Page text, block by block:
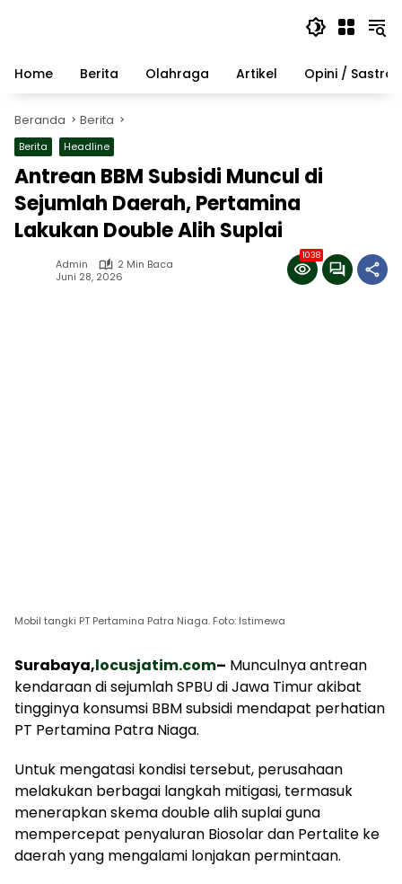
Home
Berita Olahraga Artikel Opini / Sastra
Beranda Berita
Berita Headline
Antrean BBM Subsidi Muncul di
Sejumlah Daerah, Pertamina
Lakukan Double Alih Suplai
Admin
2 Min Baca
Juni 28, 2026
1038
Mobil tangki PT Pertamina Patra Niaga. Foto: Istimewa
Surabaya,locusjatim.com– Munculnya antrean
kendaraan di sejumlah SPBU di Jawa Timur akibat
tingginya konsumsi BBM subsidi mendapat perhatian
PT Pertamina Patra Niaga.
Untuk mengatasi kondisi tersebut, perusahaan
melakukan berbagai langkah mitigasi, termasuk
menerapkan skema double alih suplai guna
mempercepat penyaluran Biosolar dan Pertalite ke
daerah yang mengalami lonjakan permintaan.